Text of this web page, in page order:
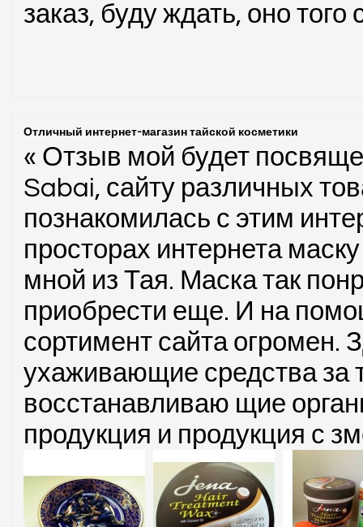
заказ, буду ждать, оно того
Отличный интернет-магазин тайской косметики
« Отзыв мой будет
Sabai, сайту различных
познакомилась с этим
просторах интернета
мной из Тая. Маска так
приобрести еще. И на
сортимент сайта огромен.
ухаживающие средства за
восстанавливаю щие
продукция и продукция с